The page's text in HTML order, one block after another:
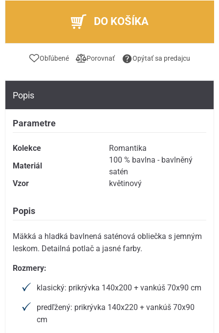
DO KOŠÍKA
Obľúbené Porovnať Opýtať sa predajcu
Popis
Parametre
Kolekce
Romantika
Materiál
100 % bavlna - bavlněný
satén
Vzor
květinový
Popis
Mäkká a hladká bavlnená saténová obliečka s jemným
leskom. Detailná potlač a jasné farby.
Rozmery:
klasický: prikrývka 140x200 + vankúš 70x90 cm
predľžený: prikrývka 140x220 + vankúš 70x90
cm